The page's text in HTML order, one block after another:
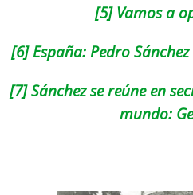
[5] Vamos a
[6] España: Pedro Sánch
[7] Sánchez se reúne en
mundo: